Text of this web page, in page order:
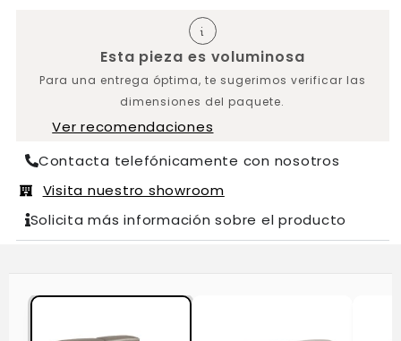
Esta pieza es voluminosa
Para una entrega óptima, te sugerimos verificar las
dimensiones del paquete.
Ver recomendaciones
Contacta telefónicamente con nosotros
Visita nuestro showroom
Solicita más información sobre el producto